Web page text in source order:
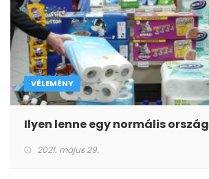
VÉLEMÉNY
Ilyen lenne egy normális ország
2021. május 29.